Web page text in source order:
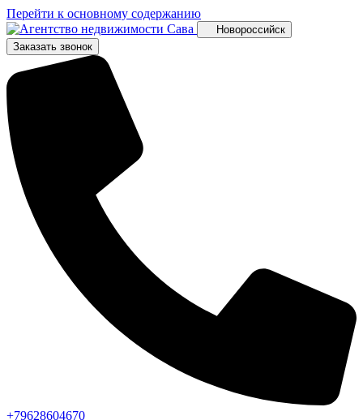
Перейти к основному содержанию
Новороссийск
Заказать звонок
+79628604670